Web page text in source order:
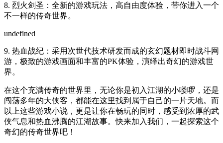
8. 烈火剑圣：全新的游戏玩法，高自由度体验，带你进入一个
不一样的传奇世界。
undefined
9. 热血战纪：采用次世代技术研发而成的玄幻题材即时战斗网
游，极致的游戏画面和丰富的PK体验，演绎出奇幻的游戏世
界。
在这个充满传奇的世界里，无论你是初入江湖的小喽啰，还是
闯荡多年的大侠客，都能在这里找到属于自己的一片天地。而
以上这些游戏小说，更是让你在畅玩的同时，感受到浓厚的武
侠气息和热血沸腾的江湖故事。快来加入我们，一起探索这个
奇幻的传奇世界吧！